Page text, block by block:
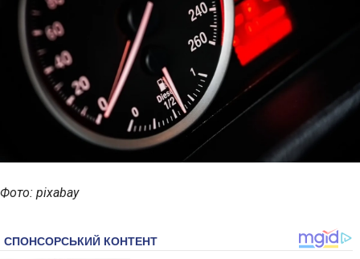
Фото: pixabay